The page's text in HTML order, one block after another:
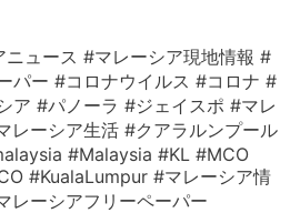
ュース #マレーシア現地情報 #
パー #コロナウイルス #コロナ #
ア #パノーラ #ジェイスポ #マレ
レーシア生活 #クアラルンプール
#Malaysia #KL #MCO
#KualaLumpur #マレーシア情
レーシアフリーペーパー